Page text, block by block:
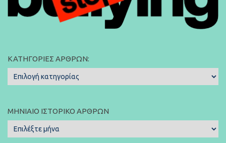
ΚΑΤΗΓΟΡΊΕΣ ΆΡΘΡΩΝ:
Κατηγορίες
Άρθρων:
ΜΗΝΙΑΊΟ ΙΣΤΟΡΙΚΌ ΆΡΘΡΩΝ
Μηνιαίο
Ιστορικό